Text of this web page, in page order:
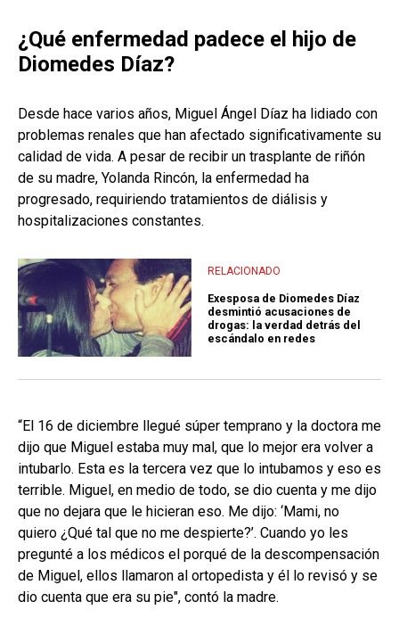
¿Qué enfermedad padece el hijo de
Diomedes Díaz?
Desde hace varios años, Miguel Ángel Díaz ha lidiado con
problemas renales que han afectado significativamente su
calidad de vida. A pesar de recibir un trasplante de riñón
de su madre, Yolanda Rincón, la enfermedad ha
progresado, requiriendo tratamientos de diálisis y
hospitalizaciones constantes.
RELACIONADO
Exesposa de Diomedes Díaz
desmintió acusaciones de
drogas: la verdad detrás del
escándalo en redes
“El 16 de diciembre llegué súper temprano y la doctora me
dijo que Miguel estaba muy mal, que lo mejor era volver a
intubarlo. Esta es la tercera vez que lo intubamos y eso es
terrible. Miguel, en medio de todo, se dio cuenta y me dijo
que no dejara que le hicieran eso. Me dijo: ‘Mami, no
quiero ¿Qué tal que no me despierte?’. Cuando yo les
pregunté a los médicos el porqué de la descompensación
de Miguel, ellos llamaron al ortopedista y él lo revisó y se
dio cuenta que era su pie", contó la madre.